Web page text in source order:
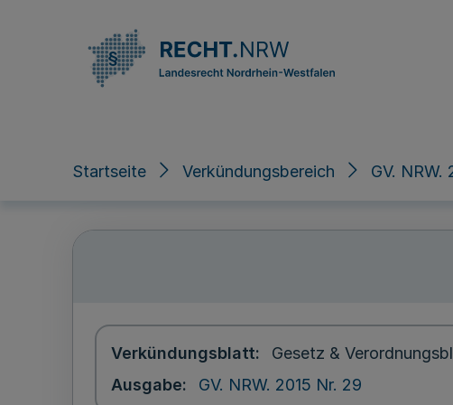
Startseite Verkündungsbereich GV. NRW.
Verkündungsblatt
Gesetz &
Ausgabe
GV. NRW. 2015 Nr. 29